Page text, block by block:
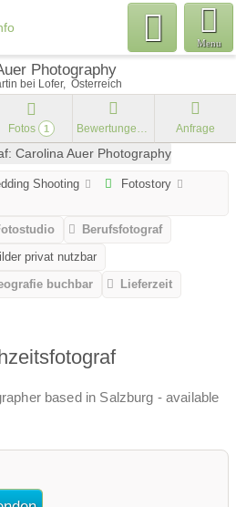
Menu
Photography
bei Lofer Österreich
Fotos 1 Bewertungen Anfrage
Shooting
Fotostory
Berufsfotograf
privat nutzbar
buchbar
Lieferzeit
based in Salzburg - available